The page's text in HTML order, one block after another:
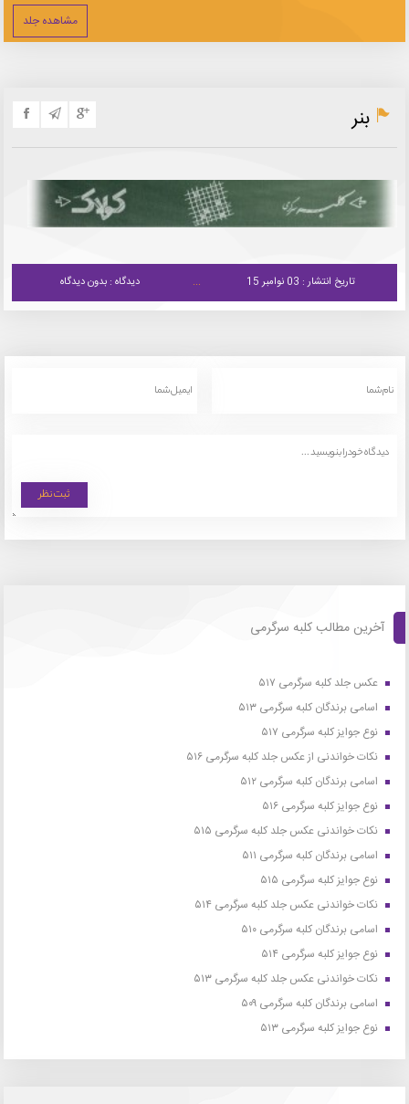
مشاهده جلد
بنر
تاریخ انتشار : 03 نوامبر 15 دیدگاه : بدون دیدگاه
آخرین مطالب کلبه سرگرمی
عکس جلد کلبه سرگرمی ۵۱۷
اسامی برندگان کلبه سرگرمی ۵۱۳
نوع جوایز کلبه سرگرمی ۵۱۷
نکات خواندنی از عکس جلد کلبه سرگرمی ۵۱۶
اسامی برندگان کلبه سرگرمی ۵۱۲
نوع جوایز کلبه سرگرمی ۵۱۶
نکات خواندنی عکس جلد کلبه سرگرمی ۵۱۵
اسامی برندگان کلبه سرگرمی ۵۱۱
نوع جوایز کلبه سرگرمی ۵۱۵
نکات خواندنی عکس جلد کلبه سرگرمی ۵۱۴
اسامی برندگان کلبه سرگرمی ۵۱۰
نوع جوایز کلبه سرگرمی ۵۱۴
نکات خواندنی عکس جلد کلبه سرگرمی ۵۱۳
اسامی برندگان کلبه سرگرمی ۵۰۹
نوع جوایز کلبه سرگرمی ۵۱۳